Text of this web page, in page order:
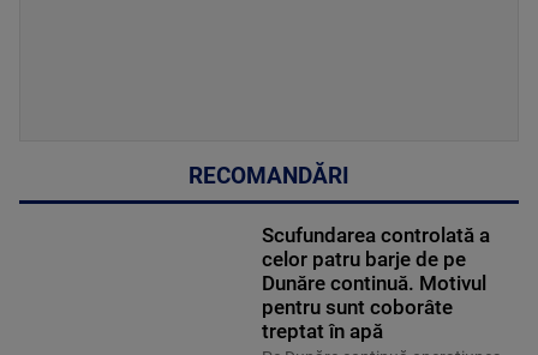
RECOMANDĂRI
Scufundarea controlată a
celor patru barje de pe
Dunăre continuă. Motivul
pentru sunt coborâte
treptat în apă